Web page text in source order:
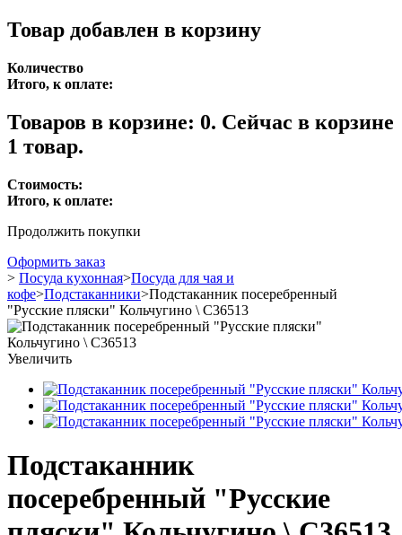
Товар добавлен в корзину
Количество
Итого, к оплате:
Товаров в корзине: 0. Сейчас в корзине
1 товар.
Стоимость:
Итого, к оплате:
Продолжить покупки
Оформить заказ
> Посуда кухонная>Посуда для чая и
кофе>Подстаканники>Подстаканник посеребренный
"Русские пляски" Кольчугино \ С36513
Увеличить
Подстаканник
посеребренный "Русские